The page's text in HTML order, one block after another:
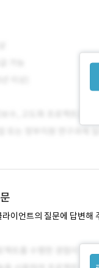
이언트의 질문에 답변해